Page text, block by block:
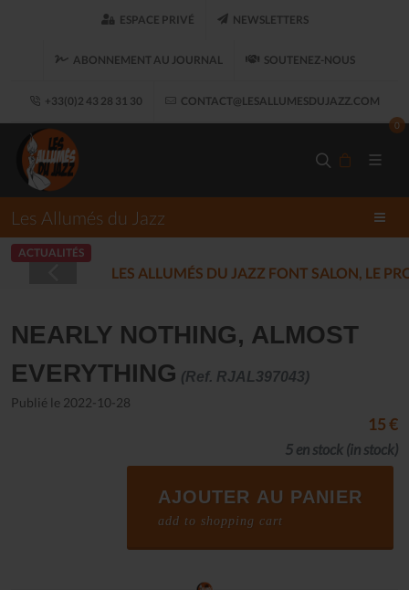
ESPACE PRIVÉ NEWSLETTERS
ABONNEMENT AU JOURNAL SOUTENEZ-NOUS
+33(0)2 43 28 31 30 CONTACT@LESALLUMESDUJAZZ.COM
0
Les Allumés du Jazz
ACTUALITÉS
LES ALLUMÉS DU JAZZ FONT SALON, LE
NEARLY NOTHING, ALMOST
EVERYTHING (Ref. RJAL397043)
Publié le 2022-10-28
15 €
5 en stock (in stock)
AJOUTER AU PANIER
add to shopping cart